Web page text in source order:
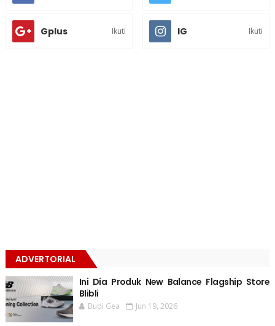
Gplus Ikuti IG Ikuti
ADVERTORIAL
Ini Dia Produk New Balance Flagship Store
Blibli
Budi Gea Jun 19, 2026